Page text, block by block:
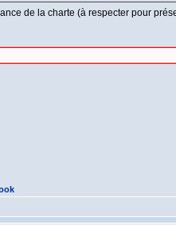
de la charte (à respecter pour